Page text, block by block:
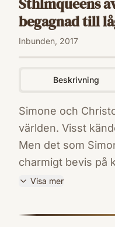
Sthlmqueens
begagnad till
Inbunden, 2017
Beskrivning
Simone och
världen. Visst
Men det som
charmigt bevis på
kontrollerande.
förhållande.Som
Visa mer
9789137143248